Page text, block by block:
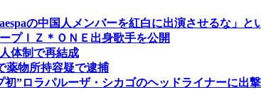
の中国人メンバーを紅白に出演させるな」と
プＩＺ＊ＯＮＥ出身歌手を公開
体制で再結成
薬物所持容疑で逮捕
”ロラパルーザ・シカゴのヘッドライナーに出撃